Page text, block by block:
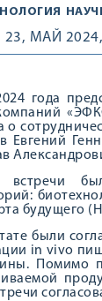
23, МАЙ
года
о
Евгений
будущего
были
in vivo
Помимо